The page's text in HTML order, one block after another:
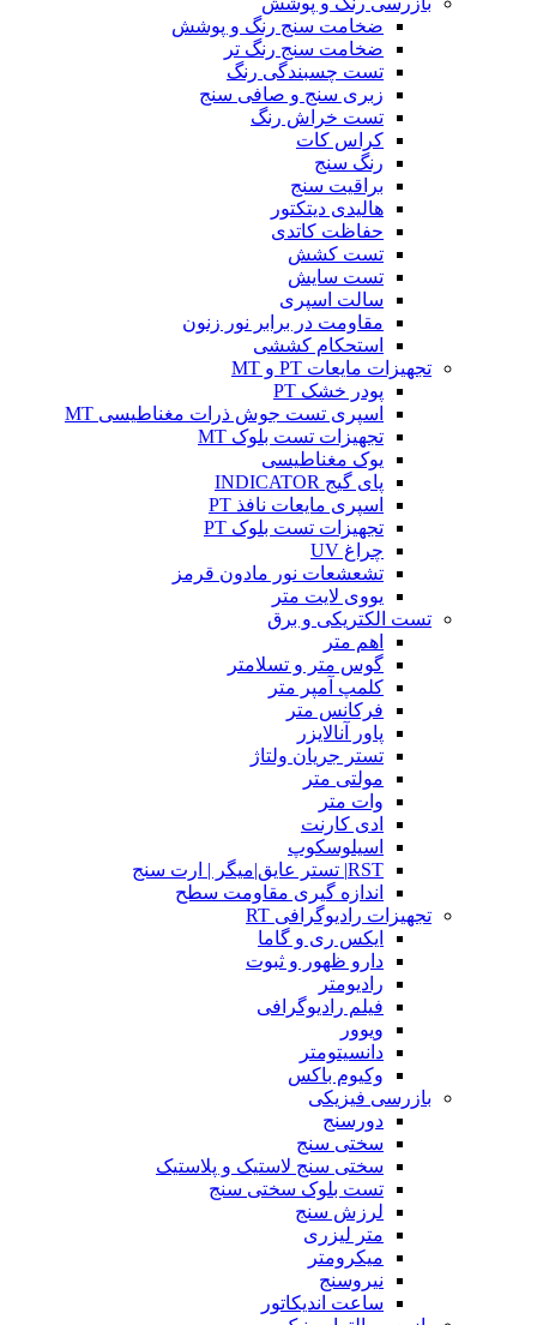
ضخامت سنج رنگ و پوشش
ضخامت سنج رنگ تر
تست چسبندگی رنگ
زبری سنج و صافی سنج
تست خراش رنگ
کراس کات
رنگ سنج
براقیت سنج
هالیدی دیتکتور
حفاظت کاتدی
تست کشش
تست سایش
سالت اسپری
مقاومت در برابر نور زنون
استحکام کششی
تجهیزات مایعات PT و MT
پودر خشک PT
اسپری تست جوش ذرات مغناطیسی MT
تجهیزات تست بلوک MT
یوک مغناطیسی
پای گیج INDICATOR
اسپری مایعات نافذ PT
تجهیزات تست بلوک PT
چراغ UV
تشعشعات نور مادون قرمز
یووی لایت متر
تست الکتریکی و برق
اهم متر
گوس متر و تسلامتر
کلمپ آمپر متر
فرکانس متر
پاور آنالایزر
تستر جریان ولتاژ
مولتی متر
وات متر
ادی کارنت
اسیلوسکوپ
RST| تستر عایق|میگر | ارت سنج
اندازه گیری مقاومت سطح
تجهیزات رادیوگرافی RT
ایکس ری و گاما
دارو ظهور و ثبوت
رادیومتر
فیلم رادیوگرافی
ویوور
دانسیتومتر
وکیوم باکس
بازرسی فیزیکی
دورسنج
سختی سنج
سختی سنج لاستیک و پلاستیک
تست بلوک سختی سنج
لرزش سنج
متر لیزری
میکرومتر
نیروسنج
ساعت اندیکاتور